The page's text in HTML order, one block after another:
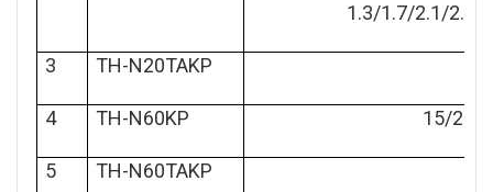
1.3/1.7/2.1/2.5/
3 TH-N20TAKP
4 TH-N60KP 15/22/
5 TH-N60TAKP